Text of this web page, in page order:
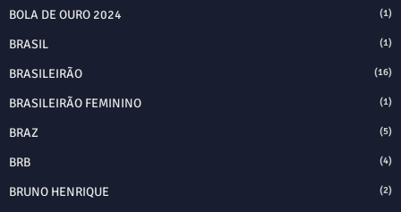
BOLA DE OURO 2024 (1)
BRASIL (1)
BRASILEIRÃO (16)
BRASILEIRÃO FEMININO (1)
BRAZ (5)
BRB (4)
BRUNO HENRIQUE (2)